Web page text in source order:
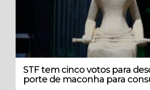
STF tem cinco votos para
porte de maconha para